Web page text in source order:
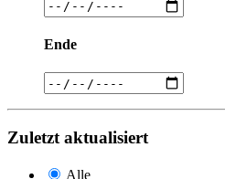
Ende
Zuletzt aktualisiert
Alle